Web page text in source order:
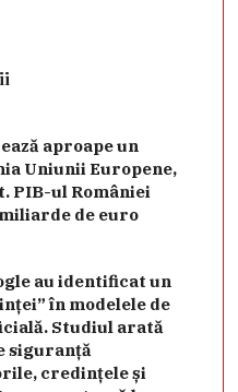
aproape un
Uniunii Europene,
PIB-ul României
de euro
au identificat un
în modelele de
Studiul arată
siguranță
credințele și